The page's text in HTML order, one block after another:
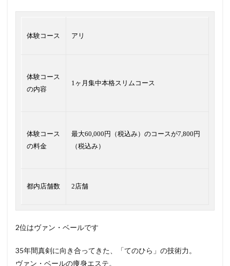
体験コース アリ
体験コース
の内容
1ヶ月集中本格スリムコース
体験コース
の料金
最大60,000円（税込み）のコースが7,800円
（税込み）
都内店舗数 2店舗
2位はヴァン・ベールです
35年間真剣に向き合ってきた、「てのひら」の技術力。
ヴァン・ベールの痩身エステ。